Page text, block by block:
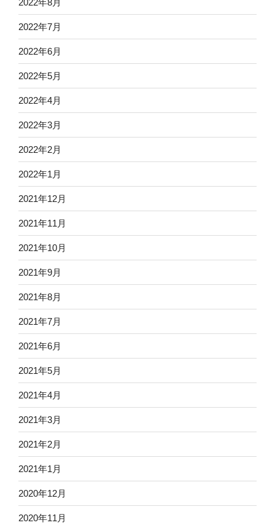
2022年7月
2022年6月
2022年5月
2022年4月
2022年3月
2022年2月
2022年1月
2021年12月
2021年11月
2021年10月
2021年9月
2021年8月
2021年7月
2021年6月
2021年5月
2021年4月
2021年3月
2021年2月
2021年1月
2020年12月
2020年11月